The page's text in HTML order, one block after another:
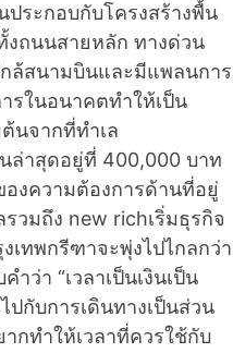
ระกอบกับโครงสร้างพื้น
ถนนสายหลัก ทางด่วน
ล้สนามบินและมีแพลนการ
รในอนาคตทำให้เป็น
นจากที่ทำเล
ล่าสุดอยู่ที่ 400,000 บาท
งความต้องการด้านที่อยู่
วมถึง new richเริ่มธุรกิจ
ทพกรีฑาจะพุ่งไปไกลกว่า
ว่า “เวลาเป็นเงินเป็น
ปกับการเดินทางเป็นส่วน
กทำให้เวลาที่ควรใช้กับ